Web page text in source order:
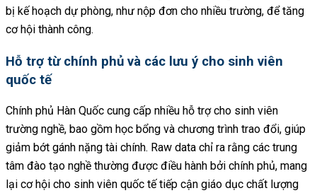
bị kế hoạch dự phòng, như nộp đơn cho nhiều trường, để tăng
cơ hội thành công.
Hỗ trợ từ chính phủ và các lưu ý cho sinh viên
quốc tế
Chính phủ Hàn Quốc cung cấp nhiều hỗ trợ cho sinh viên
trường nghề, bao gồm học bổng và chương trình trao đổi, giúp
giảm bớt gánh nặng tài chính. Raw data chỉ ra rằng các trung
tâm đào tạo nghề thường được điều hành bởi chính phủ, mang
lại cơ hội cho sinh viên quốc tế tiếp cận giáo dục chất lượng